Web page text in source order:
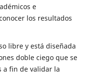
e
los resultados
libre y está diseñada
doble ciego que se
a fin de validar la